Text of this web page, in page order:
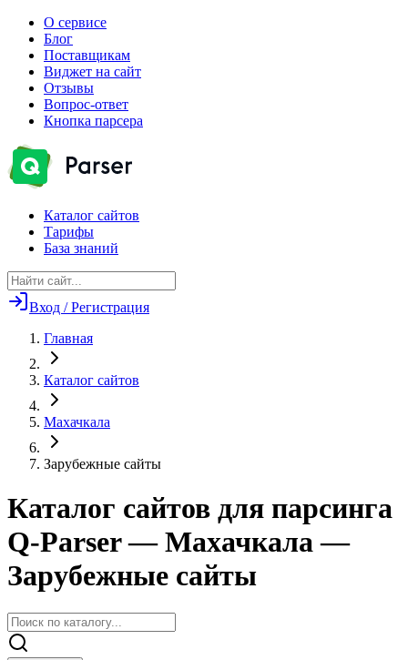
О сервисе
Блог
Поставщикам
Виджет на сайт
Отзывы
Вопрос-ответ
Кнопка парсера
Каталог сайтов
Тарифы
База знаний
Вход / Регистрация
Главная
Каталог сайтов
Махачкала
Зарубежные сайты
Каталог сайтов для парсинга
Q-Parser— Махачкала —
Зарубежные сайты